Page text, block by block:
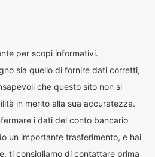
per scopi informativi.
sia quello di fornire dati corretti,
che questo sito non si
in merito alla sua accuratezza.
i dati del conto bancario
un importante trasferimento, e hai
ti consigliamo di contattare prima